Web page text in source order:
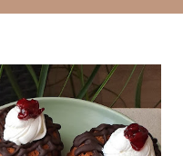
ili samo posuti